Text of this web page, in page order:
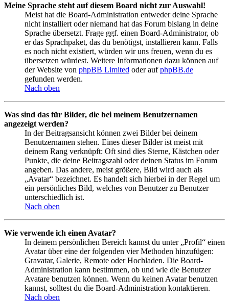
Meine Sprache steht auf diesem Board nicht zur Auswahl!
Meist hat die Board-Administration entweder deine Sprache
nicht installiert oder niemand hat das Forum bislang in deine
Sprache übersetzt. Frage ggf. einen Board-Administrator, ob
er das Sprachpaket, das du benötigst, installieren kann. Falls
es noch nicht existiert, würden wir uns freuen, wenn du es
übersetzen würdest. Weitere Informationen dazu können auf
der Website von phpBB Limited oder aufphpBB.de
gefunden werden.
Nach oben
Was sind das für Bilder, die bei meinem Benutzernamen
angezeigt werden?
In der Beitragsansicht können zwei Bilder bei deinem
Benutzernamen stehen. Eines dieser Bilder ist meist mit
deinem Rang verknüpft: Oft sind dies Sterne, Kästchen oder
Punkte, die deine Beitragszahl oder deinen Status im Forum
angeben. Das andere, meist größere, Bild wird auch als
„Avatar“ bezeichnet. Es handelt sich hierbei in der Regel um
ein persönliches Bild, welches von Benutzer zu Benutzer
unterschiedlich ist.
Nach oben
Wie verwende ich einen Avatar?
In deinem persönlichen Bereich kannst du unter „Profil“ einen
Avatar über eine der folgenden vier Methoden hinzufügen:
Gravatar, Galerie, Remote oder Hochladen. Die Board-
Administration kann bestimmen, ob und wie die Benutzer
Avatare benutzen können. Wenn du keinen Avatar benutzen
kannst, solltest du die Board-Administration kontaktieren.
Nach oben